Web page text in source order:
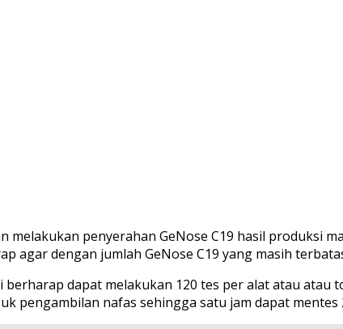
penyerahan GeNose C19 hasil produksi
agar dengan jumlah GeNose C19 yang masih
dapat melakukan 120 tes per alat atau
pengambilan nafas sehingga satu jam dapat